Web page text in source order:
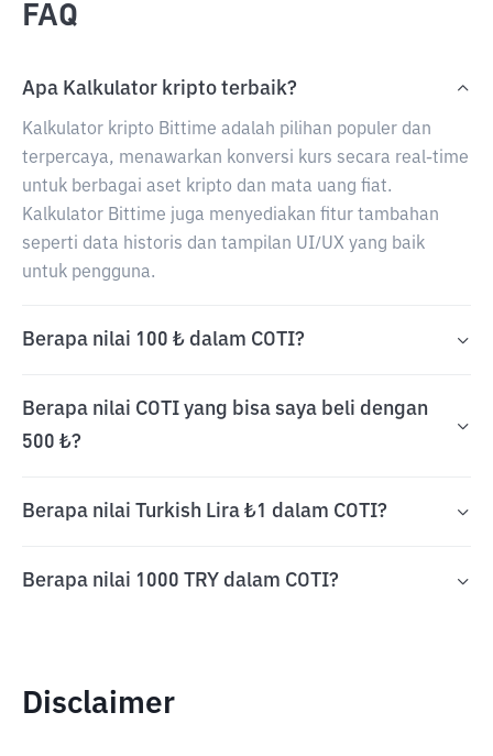
FAQ
Apa Kalkulator kripto terbaik?
Kalkulator kripto Bittime adalah pilihan populer dan
terpercaya, menawarkan konversi kurs secara real-time
untuk berbagai aset kripto dan mata uang fiat.
Kalkulator Bittime juga menyediakan fitur tambahan
seperti data historis dan tampilan UI/UX yang baik
untuk pengguna.
Berapa nilai 100 ₺ dalam COTI?
Berapa nilai COTI yang bisa saya beli dengan
500 ₺?
Berapa nilai Turkish Lira ₺1 dalam COTI?
Berapa nilai 1000 TRY dalam COTI?
Disclaimer